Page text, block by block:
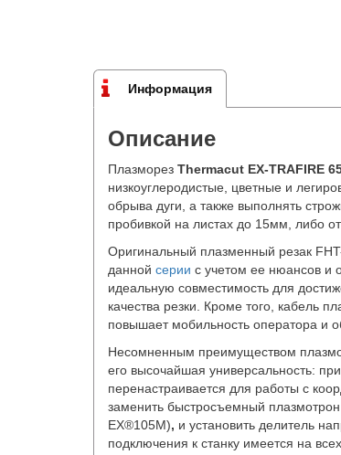
Информация
Описание
Плазморез Thermacut EX-TRAFIRE
низкоуглеродистые, цветные и
обрыва дуги, а также выполнять
пробивкой на листах до 15мм, либо
Оригинальный плазменный резак
данной серии с учетом ее нюансов и
идеальную совместимость для
качества резки. Кроме того, кабель
повышает мобильность оператора и
Несомненным преимуществом
его высочайшая универсальность:
перенастраивается для работы с
заменить быстросъемный
EX®105M), и установить делитель
подключения к станку имеется на